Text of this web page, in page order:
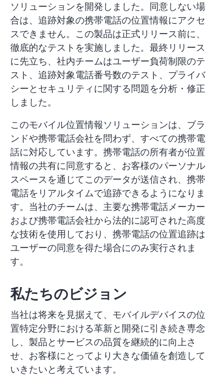
ソリューションを開発しました。同意しない場
合は、追跡対象の携帯電話の位置情報にアクセ
スできません。この製品は正式リリース前に、
徹底的なテストを実施しました。最終リリース
に先立ち、社内チームはユーザー負荷制限のテ
スト、追跡対象電話番号数のテスト、プライバ
シーとセキュリティに関する問題を分析・修正
しました。
このモバイル位置情報ソリューションは、ブラ
ンドや携帯電話会社を問わず、すべての携帯電
話に対応しています。携帯電話の所有者が位置
情報の共有に同意すると、お客様のパーソナル
スペースを通じてこのデータが送信され、携帯
電話をリアルタイムで追跡できるようになりま
す。当社のチームは、主要な携帯電話メーカー
および携帯電話会社から法的に認可された高度
な技術を使用しており、携帯電話の位置追跡は
ユーザーの同意を得た場合にのみ実行されま
す。
私たちのビジョン
当社は将来を見据えて、モバイルデバイスの位
置特定分野における革新と開発に引き続き専念
し、製品とサービスの品質を継続的に向上さ
せ、お客様にとってより大きな価値を創造して
いきたいと考えています。